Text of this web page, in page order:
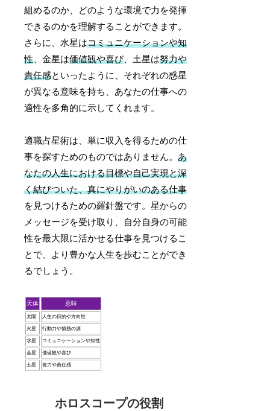
組めるのか、どのような環境で力を発揮
できるのかを理解することができます。
さらに、水星はコミュニケーションや知
性、金星は価値観や喜び、土星は努力や
責任感といったように、それぞれの惑星
が異なる意味を持ち、あなたの仕事への
適性を多角的に示してくれます。
適職占星術は、単に収入を得るための仕
事を探すためのものではありません。あ
なたの人生における目標や自己実現と深
く結びついた、真にやりがいのある仕事
を見つけるための羅針盤です。星からの
メッセージを受け取り、自分自身の可能
性を最大限に活かせる仕事を見つけるこ
とで、より豊かな人生を歩むことができ
るでしょう。
天体 意味
太陽 人生の目的や方向性
火星 行動力や情熱の源
水星 コミュニケーションや知性
金星 価値観や喜び
土星 努力や責任感
ホロスコープの役割